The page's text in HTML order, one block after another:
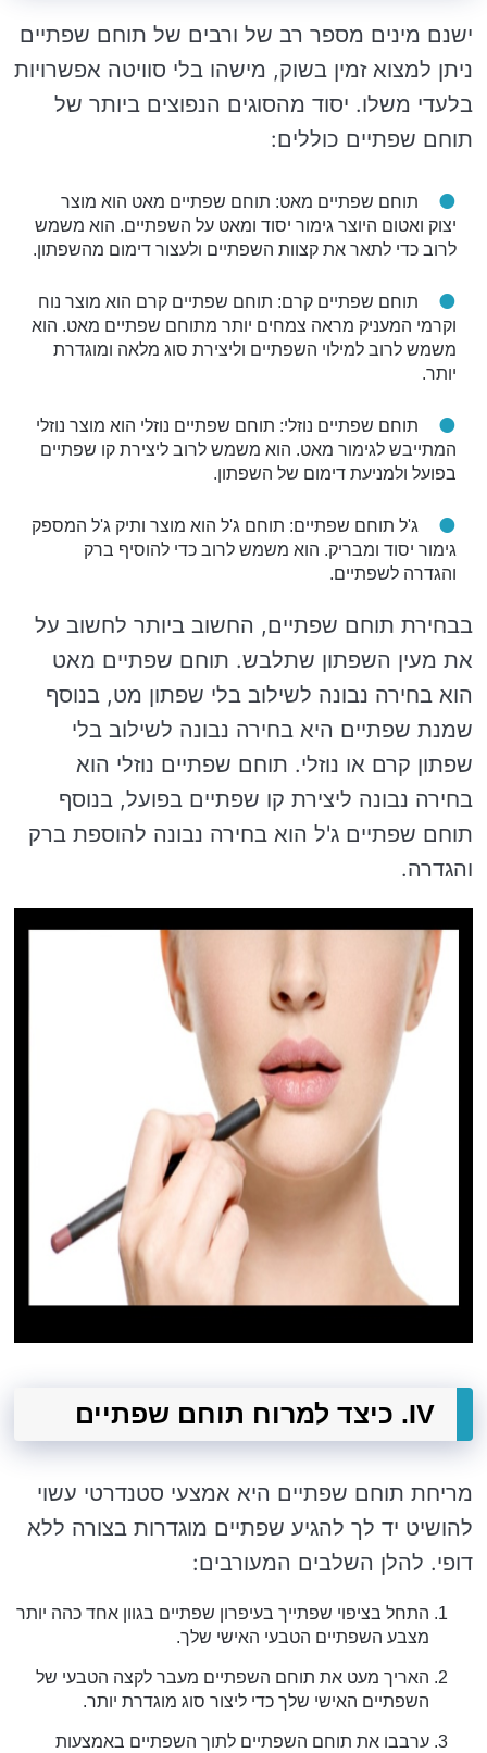
ישנם מינים מספר רב של ורבים של תוחם שפתיים
ניתן למצוא זמין בשוק, מישהו בלי סוויטה אפשרויות
בלעדי משלו. יסוד מהסוגים הנפוצים ביותר של
תוחם שפתיים כוללים:
תוחם שפתיים מאט: תוחם שפתיים מאט הוא מוצר
יצוק ואטום היוצר גימור יסוד ומאט על השפתיים. הוא משמש
לרוב כדי לתאר את קצוות השפתיים ולעצור דימום מהשפתון.
תוחם שפתיים קרם: תוחם שפתיים קרם הוא מוצר נוח
וקרמי המעניק מראה צמחים יותר מתוחם שפתיים מאט. הוא
משמש לרוב למילוי השפתיים וליצירת סוג מלאה ומוגדרת
יותר.
תוחם שפתיים נוזלי: תוחם שפתיים נוזלי הוא מוצר נוזלי
המתייבש לגימור מאט. הוא משמש לרוב ליצירת קו שפתיים
בפועל ולמניעת דימום של השפתון.
ג'ל תוחם שפתיים: תוחם ג'ל הוא מוצר ותיק ג'ל המספק
גימור יסוד ומבריק. הוא משמש לרוב כדי להוסיף ברק
והגדרה לשפתיים.
בבחירת תוחם שפתיים, החשוב ביותר לחשוב על
את מעין השפתון שתלבש. תוחם שפתיים מאט
הוא בחירה נבונה לשילוב בלי שפתון מט, בנוסף
שמנת שפתיים היא בחירה נבונה לשילוב בלי
שפתון קרם או נוזלי. תוחם שפתיים נוזלי הוא
בחירה נבונה ליצירת קו שפתיים בפועל, בנוסף
תוחם שפתיים ג'ל הוא בחירה נבונה להוספת ברק
והגדרה.
IV. כיצד למרוח תוחם שפתיים
מריחת תוחם שפתיים היא אמצעי סטנדרטי עשוי
להושיט יד לך להגיע שפתיים מוגדרות בצורה ללא
דופי. להלן השלבים המעורבים:
התחל בציפוי שפתייך בעיפרון שפתיים בגוון אחד כהה יותר
מצבע השפתיים הטבעי האישי שלך.
האריך מעט את תוחם השפתיים מעבר לקצה הטבעי של
השפתיים האישי שלך כדי ליצור סוג מוגדרת יותר.
ערבבו את תוחם השפתיים לתוך השפתיים באמצעות